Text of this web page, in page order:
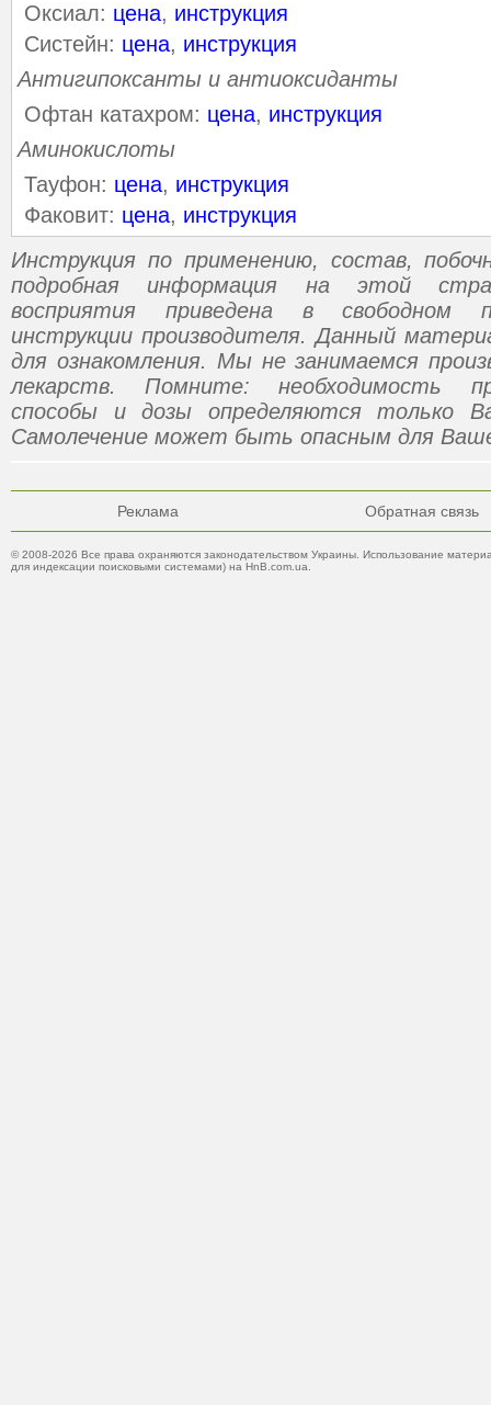
Оксиал: цена, инструкция
Систейн: цена, инструкция
Антигипоксанты и антиоксиданты
Офтан катахром: цена, инструкция
Аминокислоты
Тауфон: цена, инструкция
Факовит: цена, инструкция
Инструкция по применению, состав,
подробная информация на этой
восприятия приведена в свободном
инструкции производителя. Данный
для ознакомления. Мы не занимаемся
лекарств. Помните: необходимость
способы и дозы определяются только
Самолечение может быть опасным для
Реклама Обратная связь
© 2008-2026 Все права охраняются законодательством Украины. Использование
для индексации поисковыми системами) на HnB.com.ua.